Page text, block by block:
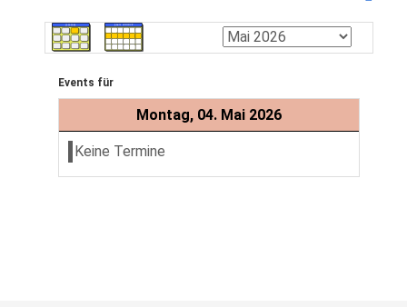
Events für
Montag, 04. Mai 2026
Keine Termine